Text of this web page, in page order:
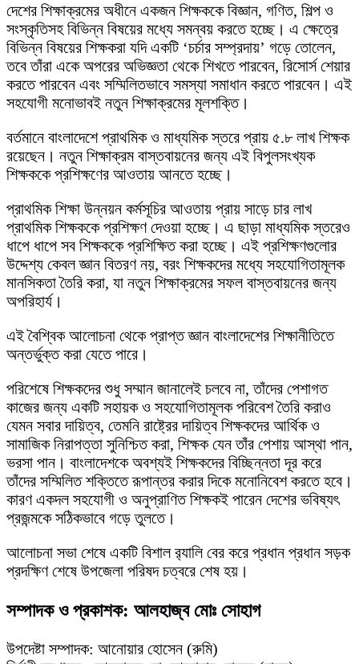
দেশের শিক্ষাক্রমের অধীনে একজন শিক্ষককে বিজ্ঞান, গণিত, শিল্প ও
সংস্কৃতিসহ বিভিন্ন বিষয়ের মধ্যে সমন্বয় করতে হচ্ছে। এ ক্ষেত্রে
বিভিন্ন বিষয়ের শিক্ষকরা যদি একটি ‘চর্চার সম্প্রদায়’ গড়ে তোলেন,
তবে তাঁরা একে অপরের অভিজ্ঞতা থেকে শিখতে পারবেন, রিসোর্স শেয়ার
করতে পারবেন এবং সম্মিলিতভাবে সমস্যা সমাধান করতে পারবেন। এই
সহযোগী মনোভাবই নতুন শিক্ষাক্রমের মূলশক্তি।
বর্তমানে বাংলাদেশে প্রাথমিক ও মাধ্যমিক স্তরে প্রায় ৫.৮ লাখ শিক্ষক
রয়েছেন। নতুন শিক্ষাক্রম বাস্তবায়নের জন্য এই বিপুলসংখ্যক
শিক্ষককে প্রশিক্ষণের আওতায় আনতে হচ্ছে।
প্রাথমিক শিক্ষা উন্নয়ন কর্মসূচির আওতায় প্রায় সাড়ে চার লাখ
প্রাথমিক শিক্ষককে প্রশিক্ষণ দেওয়া হচ্ছে। এ ছাড়া মাধ্যমিক স্তরেও
ধাপে ধাপে সব শিক্ষককে প্রশিক্ষিত করা হচ্ছে। এই প্রশিক্ষণগুলোর
উদ্দেশ্য কেবল জ্ঞান বিতরণ নয়, বরং শিক্ষকদের মধ্যে সহযোগিতামূলক
মানসিকতা তৈরি করা, যা নতুন শিক্ষাক্রমের সফল বাস্তবায়নের জন্য
অপরিহার্য।
এই বৈশ্বিক আলোচনা থেকে প্রাপ্ত জ্ঞান বাংলাদেশের শিক্ষানীতিতে
অন্তর্ভুক্ত করা যেতে পারে।
পরিশেষে শিক্ষকদের শুধু সম্মান জানালেই চলবে না, তাঁদের পেশাগত
কাজের জন্য একটি সহায়ক ও সহযোগিতামূলক পরিবেশ তৈরি করাও
যেমন সবার দায়িত্ব, তেমনি রাষ্ট্রের দায়িত্ব শিক্ষকদের আর্থিক ও
সামাজিক নিরাপত্তা সুনিশ্চিত করা, শিক্ষক যেন তাঁর পেশায় আস্থা পান,
ভরসা পান। বাংলাদেশকে অবশ্যই শিক্ষকদের বিচ্ছিন্নতা দূর করে
তাঁদের সম্মিলিত শক্তিতে রূপান্তর করার দিকে মনোনিবেশ করতে হবে।
কারণ একদল সহযোগী ও অনুপ্রাণিত শিক্ষকই পারেন দেশের ভবিষ্যৎ
প্রজন্মকে সঠিকভাবে গড়ে তুলতে।
‌আলোচনা সভা শেষে একটি বিশাল র‍্যালি বের করে প্রধান প্রধান সড়ক
প্রদক্ষিণ শেষে উপজেলা পরিষদ চত্বরে শেষ হয়।
সম্পাদক ও প্রকাশক: আলহাজ্ব মোঃ সোহাগ
উপদেষ্টা সম্পাদক: আনোয়ার হোসেন (রুমি)